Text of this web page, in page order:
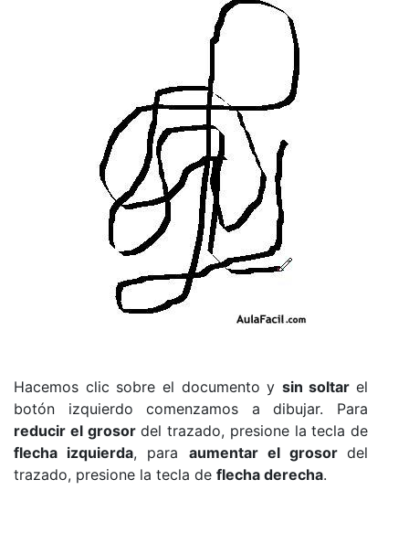
Hacemos clic sobre el documento y sin soltar el
botón izquierdo comenzamos a dibujar. Para
reducir el grosordel trazado, presione la tecla de
flecha izquierda, para aumentar el grosordel
trazado, presione la tecla de flecha derecha.